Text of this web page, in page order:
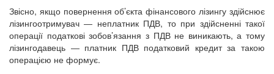
Звісно, якщо повернення об’єкта фінансового лізингу здійснює
лізингоотримувач ― неплатник ПДВ, то при здійсненні такої
операції податкові зобов’язання з ПДВ не виникають, а тому
лізингодавець ― платник ПДВ податковий кредит за такою
операцією не формує.